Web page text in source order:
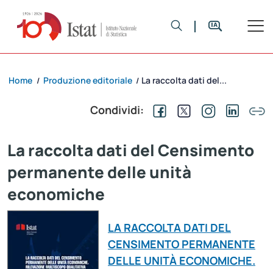
Home / Produzione editoriale / La raccolta dati del...
Condividi:
La raccolta dati del Censimento
permanente delle unità
economiche
LA RACCOLTA DATI DEL
CENSIMENTO PERMANENTE
DELLE UNITÀ ECONOMICHE.